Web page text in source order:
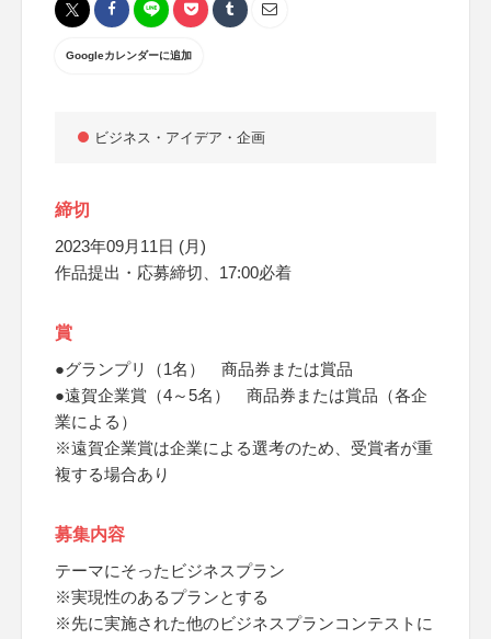
Googleカレンダーに追加
ビジネス・アイデア・企画
締切
2023年09月11日 (月)
作品提出・応募締切、17:00必着
賞
●グランプリ（1名） 商品券または賞品
●遠賀企業賞（4～5名） 商品券または賞品（各企
業による）
※遠賀企業賞は企業による選考のため、受賞者が重
複する場合あり
募集内容
テーマにそったビジネスプラン
※実現性のあるプランとする
※先に実施された他のビジネスプランコンテストに